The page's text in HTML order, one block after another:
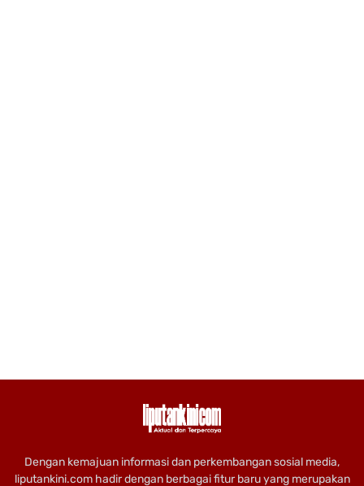
Dengan kemajuan informasi dan perkembangan sosial media,
liputankini.com hadir dengan berbagai fitur baru yang merupakan